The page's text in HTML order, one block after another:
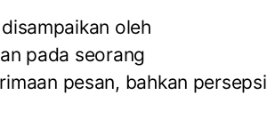
oleh
pada seorang
pesan, bahkan persepsi